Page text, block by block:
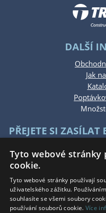
DALŠÍ
Jak
PŘEJETE SI ZASÍLAT
Tyto webové stránky
cookie.
Tyto webové stránky používají
uživatelského zážitku.
souhlasíte se všemi soubory
používání souborů cookie. Více